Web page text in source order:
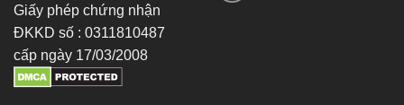
Giấy phép chứng nhận
ĐKKD số : 0311810487
cấp ngày 17/03/2008